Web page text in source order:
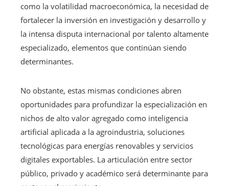
como la volatilidad macroeconómica, la necesidad de
fortalecer la inversión en investigación y desarrollo y
la intensa disputa internacional por talento altamente
especializado, elementos que continúan siendo
determinantes.
No obstante, estas mismas condiciones abren
oportunidades para profundizar la especialización en
nichos de alto valor agregado como inteligencia
artificial aplicada a la agroindustria, soluciones
tecnológicas para energías renovables y servicios
digitales exportables. La articulación entre sector
público, privado y académico será determinante para